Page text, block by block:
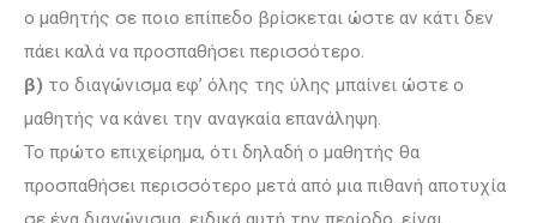
ο μαθητής σε ποιο επίπεδο βρίσκεται ώστε αν κάτι δεν
πάει καλά να προσπαθήσει περισσότερο.
β) το διαγώνισμα εφ’ όλης της ύλης μπαίνει ώστε ο
μαθητής να κάνει την αναγκαία επανάληψη.
Το πρώτο επιχείρημα, ότι δηλαδή ο μαθητής θα
προσπαθήσει περισσότερο μετά από μια πιθανή αποτυχία